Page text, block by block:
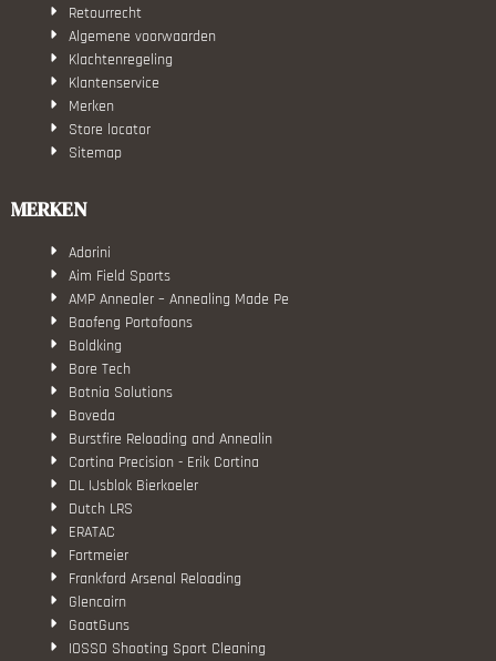
Retourrecht
Algemene voorwaarden
Klachtenregeling
Klantenservice
Merken
Store locator
Sitemap
MERKEN
Adorini
Aim Field Sports
AMP Annealer – Annealing Made Pe
Baofeng Portofoons
Boldking
Bore Tech
Botnia Solutions
Boveda
Burstfire Reloading and Annealin
Cortina Precision - Erik Cortina
DL IJsblok Bierkoeler
Dutch LRS
ERATAC
Fortmeier
Frankford Arsenal Reloading
Glencairn
GoatGuns
IOSSO Shooting Sport Cleaning